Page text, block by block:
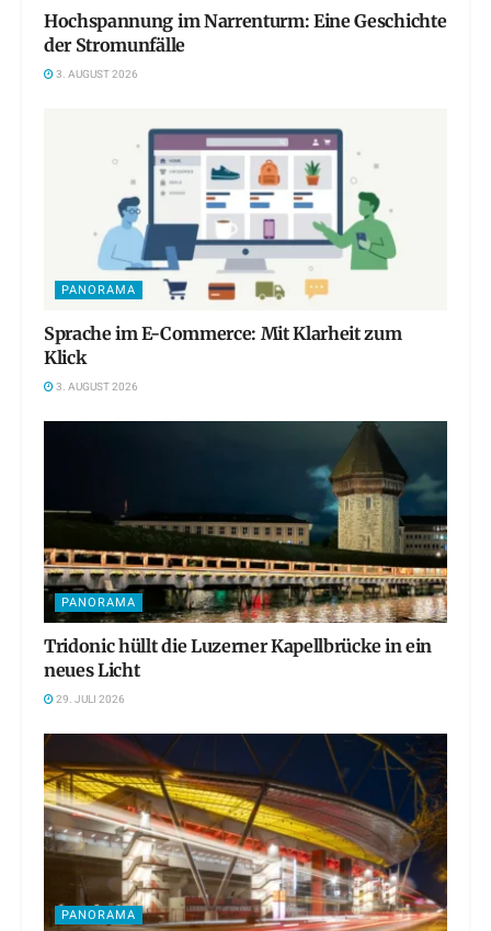
Hochspannung im Narrenturm: Eine Geschichte
der Stromunfälle
3. AUGUST 2026
PANORAMA
Sprache im E-Commerce: Mit Klarheit zum
Klick
3. AUGUST 2026
PANORAMA
Tridonic hüllt die Luzerner Kapellbrücke in ein
neues Licht
29. JULI 2026
PANORAMA